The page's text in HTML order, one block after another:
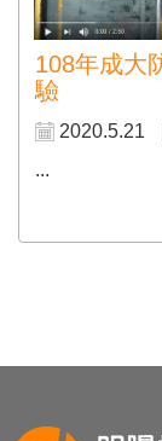
108年成大
驗
2020.5.21
...